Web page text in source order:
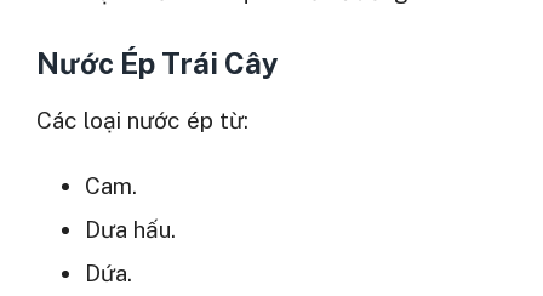
Nước Ép Trái Cây
Các loại nước ép từ:
Cam.
Dưa hấu.
Dứa.